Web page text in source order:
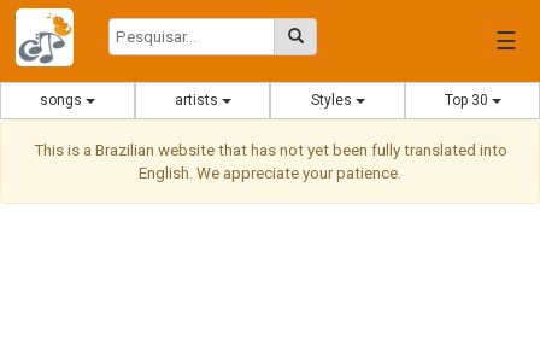
☰
songs artists Styles Top 30
This is a Brazilian website that has not yet been fully translated into
English. We appreciate your patience.